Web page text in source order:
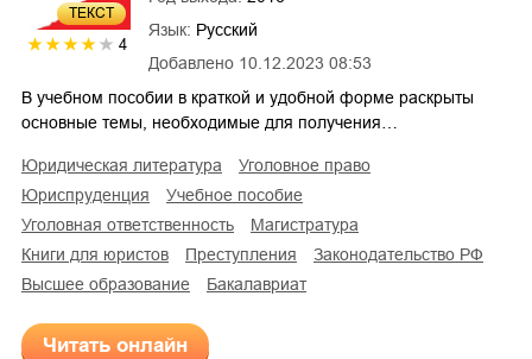
ТЕКСТ
4
Добавлено 10.12.2023 08:53
Язык: Русский
В учебном пособии в краткой и удобной форме раскрыты
основные темы, необходимые для получения…
юридическая литература
уголовное право
юриспруденция
учебное пособие
уголовная ответственность
магистратура
книги для юристов
преступления
законодательство РФ
высшее образование
бакалавриат
Читать онлайн